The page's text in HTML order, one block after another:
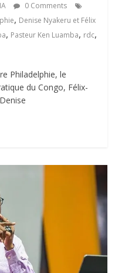
0 Comments
, Denise Nyakeru et Félix
, Pasteur Ken Luamba, rdc,
Philadelphie, le
du Congo, Félix-